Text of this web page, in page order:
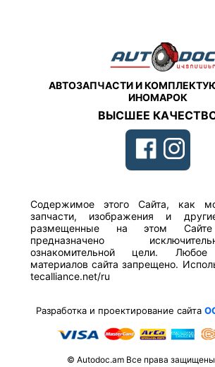
АВТОЗАПЧАСТИ И
ИНОМАРОК
ВЫСШЕЕ
Содержимое этого Сайта, как
запчасти, изображения и
размещенные на этом Сайте
предназначено
ознакомительной цели. Любое
материалов сайта запрещено.
tecalliance.net/ru
Разработка и проектирование сайта
© Autodoc.am Все права